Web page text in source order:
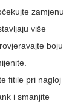
zamjenu
više
boju
fitile pri nagloj
i smanjite